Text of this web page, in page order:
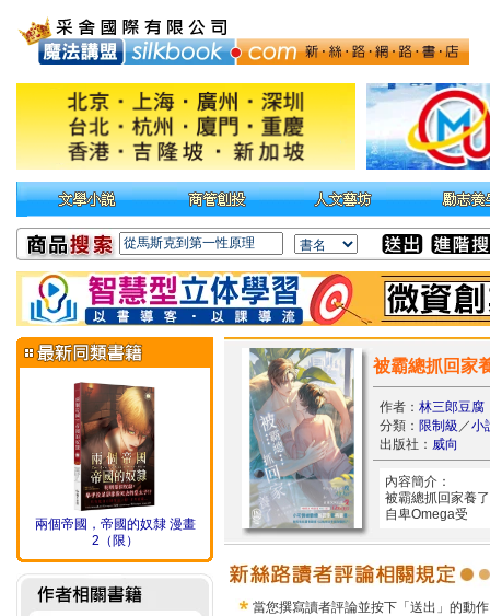
兩個帝國，帝國的奴隸 漫畫
2（限）
被霸總抓回家
作者： 林三郎豆腐
分類： 限制級 ／小
出版社： 威向
內容簡介：
被霸總抓回家
自卑Omega受
當您撰寫讀者評論並按下「送出」的動